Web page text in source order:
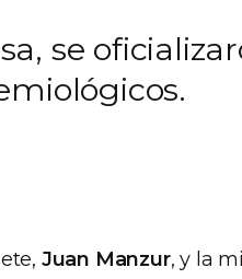
se
Juan Manzur, y la